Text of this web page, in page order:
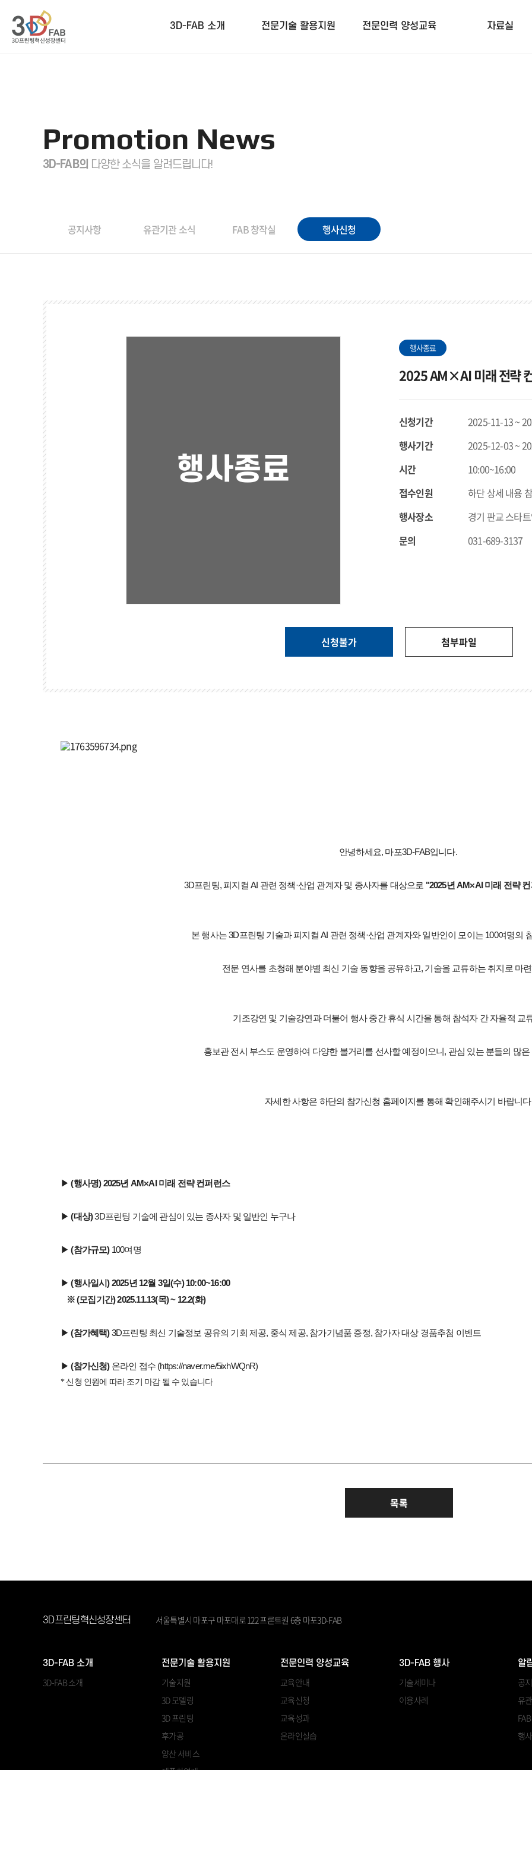
3D-FAB 소개 전문기술 활용지원 전문인력 양성교육 자료실
Promotion News
3D-FAB의 다양한 소식을 알려드립니다!
공지사항 유관기관 소식 FAB 창작실 행사신청
행사종료
2025 AM×AI 미래 전략
신청기간
2025-11-13 ~
행사기간
2025-12-03 ~
시간
10:00~16:00
접수인원
하단 상세 내용
행사장소
경기 판교 스타
문의
031-689-3137
신청불가 첨부파일
안녕하세요, 마포3D-FAB입니다.
3D프린팅, 피지컬 AI 관련 정책·산업 관계자 및 종사자를 대상으로 "2025년 AM×AI 미래 전략
본 행사는3D프린팅 기술과 피지컬 AI 관련 정책·산업 관계자와 일반인이 모이는 100여명의
전문 연사를 초청해 분야별 최신 기술 동향을 공유하고, 기술을 교류하는 취지로 마
기조강연 및 기술강연과 더불어 행사 중간 휴식 시간을 통해 참석자 간 자율적 교
홍보관 전시 부스도 운영하여 다양한 볼거리를 선사할 예정이오니, 관심 있는 분들의 많
자세한 사항은 하단의 참가신청 홈페이지를 통해 확인해주시기 바랍니
▶(행사명) 2025년 AM×AI 미래 전략 컨퍼런스
▶(대상)3D프린팅 기술에 관심이 있는 종사자 및 일반인 누구나
▶(참가규모)100여명
▶(행사일시) 2025년 12월 3일(수) 10:00~16:00
※ (모집기간) 2025.11.13(목) ~ 12.2(화)
▶(참가혜택)3D프린팅 최신 기술정보 공유의 기회 제공, 중식 제공, 참가기념품 증정, 참가자 대상 경품추첨 이벤트
▶(참가신청) 온라인 접수 (https://naver.me/5ixhWQnR)
* 신청 인원에 따라 조기 마감 될 수 있습니다
목록
3D프린팅혁신성장센터 서울특별시 마포구 마포대로 122 프론트원 6층 마포3D-FAB
3D-FAB 소개
3D-FAB 소개
전문기술 활용지원
기술지원
3D 모델링
3D 프린팅
후가공
양산 서비스
제품화연계
전문인력 양성교육
교육안내
교육신청
교육성과
온라인실습
3D-FAB 행사
기술세미나
이용사례
알
공
유
행